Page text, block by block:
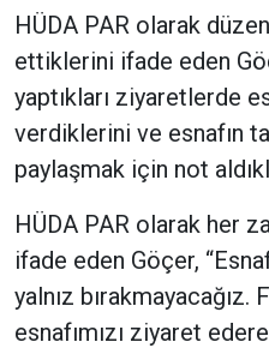
HÜDA PAR olarak
ettiklerini ifade eden
yaptıkları ziyaretlerde
verdiklerini ve esnafın
paylaşmak için not
HÜDA PAR olarak her
ifade eden Göçer,
yalnız bırakmayacağız.
esnafımızı ziyaret